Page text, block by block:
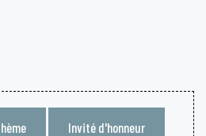
Invité d'honneur